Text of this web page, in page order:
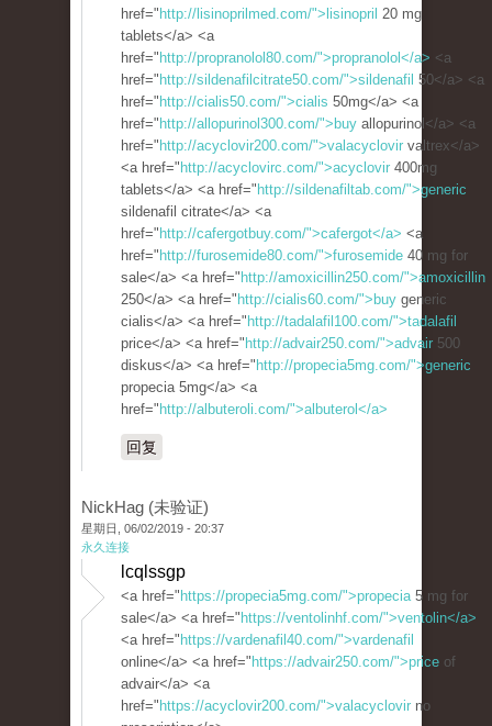
href=" http://lisinoprilmed.com/">lisinopril 20 mg
tablets</a> <a
href=" http://propranolol80.com/">propranolol</a> <a
href=" http://sildenafilcitrate50.com/">sildenafil 50</a> <a
href=" http://cialis50.com/">cialis 50mg</a> <a
href=" http://allopurinol300.com/">buy allopurinol</a> <a
href=" http://acyclovir200.com/">valacyclovir valtrex</a>
<a href=" http://acyclovirc.com/">acyclovir 400mg
tablets</a> <a href=" http://sildenafiltab.com/">generic
sildenafil citrate</a> <a
href=" http://cafergotbuy.com/">cafergot</a> <a
href=" http://furosemide80.com/">furosemide 40 mg for
sale</a> <a href=" http://amoxicillin250.com/">amoxicillin
250</a> <a href=" http://cialis60.com/">buy generic
cialis</a> <a href=" http://tadalafil100.com/">tadalafil
price</a> <a href=" http://advair250.com/">advair 500
diskus</a> <a href=" http://propecia5mg.com/">generic
propecia 5mg</a> <a
href=" http://albuteroli.com/">albuterol</a>
回复
NickHag (未验证)
星期日, 06/02/2019 - 20:37
永久连接
lcqlssgp
<a href=" https://propecia5mg.com/">propecia5 mg for
sale</a> <a href=" https://ventolinhf.com/">ventolin</a>
<a href=" https://vardenafil40.com/">vardenafil
online</a> <a href=" https://advair250.com/">price of
advair</a> <a
href=" https://acyclovir200.com/">valacyclovir no